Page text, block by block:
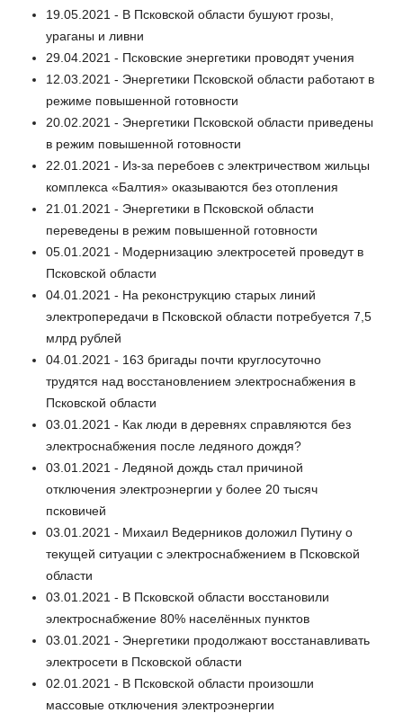
19.05.2021 - В Псковской области бушуют грозы,
ураганы и ливни
29.04.2021 - Псковские энергетики проводят учения
12.03.2021 - Энергетики Псковской области работают в
режиме повышенной готовности
20.02.2021 - Энергетики Псковской области приведены
в режим повышенной готовности
22.01.2021 - Из-за перебоев с электричеством жильцы
комплекса «Балтия» оказываются без отопления
21.01.2021 - Энергетики в Псковской области
переведены в режим повышенной готовности
05.01.2021 - Модернизацию электросетей проведут в
Псковской области
04.01.2021 - На реконструкцию старых линий
электропередачи в Псковской области потребуется 7,5
млрд рублей
04.01.2021 - 163 бригады почти круглосуточно
трудятся над восстановлением электроснабжения в
Псковской области
03.01.2021 - Как люди в деревнях справляются без
электроснабжения после ледяного дождя?
03.01.2021 - Ледяной дождь стал причиной
отключения электроэнергии у более 20 тысяч
псковичей
03.01.2021 - Михаил Ведерников доложил Путину о
текущей ситуации с электроснабжением в Псковской
области
03.01.2021 - В Псковской области восстановили
электроснабжение 80% населённых пунктов
03.01.2021 - Энергетики продолжают восстанавливать
электросети в Псковской области
02.01.2021 - В Псковской области произошли
массовые отключения электроэнергии